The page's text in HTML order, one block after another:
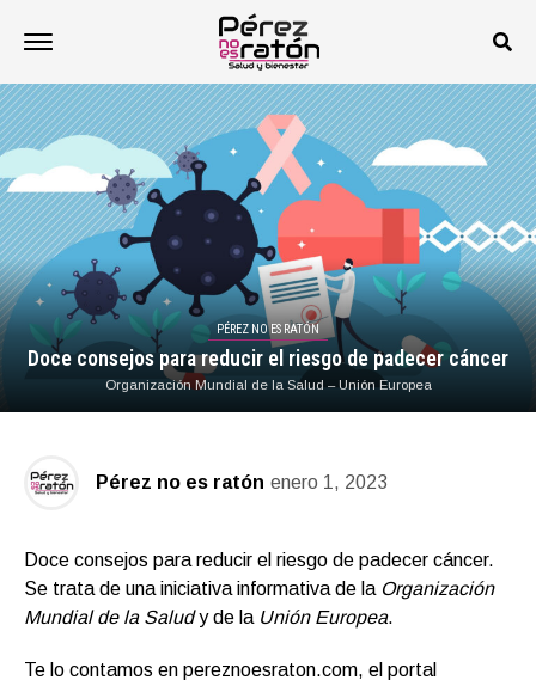
PÉREZ NO ES RATÓN
Doce consejos para reducir el riesgo de padecer cáncer
Organización Mundial de la Salud – Unión Europea
Pérez no es ratón enero 1, 2023
Doce consejos para reducir el riesgo de padecer cáncer.
Se trata de una iniciativa informativa de la Organización
Mundial de la Saludy de la Unión Europea.
Te lo contamos en pereznoesraton.com, el portal